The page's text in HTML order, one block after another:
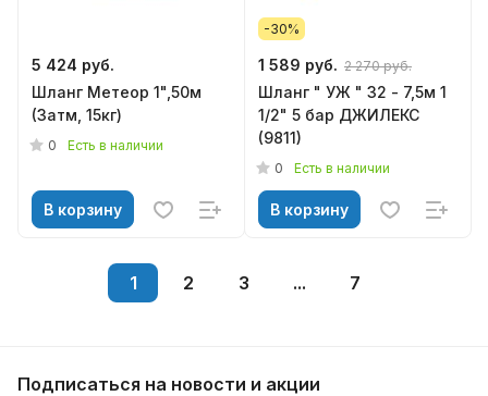
5 424 руб.
Шланг Метеор 1",50м
(3атм, 15кг)
0 Есть в наличии
В корзину
-30%
1 589 руб. 2 270 руб.
Шланг " УЖ " 32 - 7,5м 1
1/2" 5 бар ДЖИЛЕКС
(9811)
0 Есть в наличии
В корзину
1 2 3 ... 7
Подписаться на новости и акции